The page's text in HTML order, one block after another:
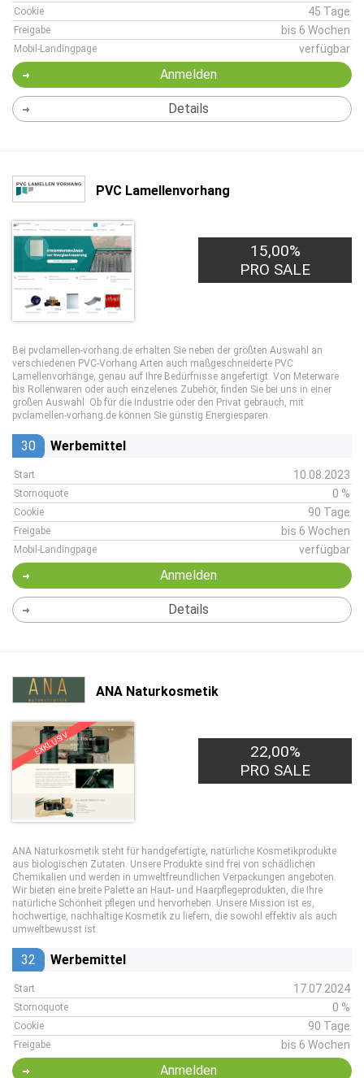
Cookie 45 Tage
Freigabe bis 6 Wochen
Mobil-Landingpage verfügbar
Anmelden
Details
PVC Lamellenvorhang
15,00%
PRO SALE
Bei pvclamellen-vorhang.de erhalten Sie neben der größten Auswahl an
verschiedenen PVC-Vorhang Arten auch maßgeschneiderte PVC
Lamellenvorhänge, genau auf Ihre Bedürfnisse angefertigt. Von Meterware
bis Rollenwaren oder auch einzelenes Zubehör, finden Sie bei uns in einer
großen Auswahl. Ob für die Industrie oder den Privat gebrauch, mit
pvclamellen-vorhang.de können Sie günstig Energiesparen.
30 Werbemittel
Start 10.08.2023
Stornoquote 0 %
Cookie 90 Tage
Freigabe bis 6 Wochen
Mobil-Landingpage verfügbar
Anmelden
Details
ANA Naturkosmetik
EXKLUSIV
22,00%
PRO SALE
ANA Naturkosmetik steht für handgefertigte, natürliche Kosmetikprodukte
aus biologischen Zutaten. Unsere Produkte sind frei von schädlichen
Chemikalien und werden in umweltfreundlichen Verpackungen angeboten.
Wir bieten eine breite Palette an Haut- und Haarpflegeprodukten, die Ihre
natürliche Schönheit pflegen und hervorheben. Unsere Mission ist es,
hochwertige, nachhaltige Kosmetik zu liefern, die sowohl effektiv als auch
umweltbewusst ist.
32 Werbemittel
Start 17.07.2024
Stornoquote 0 %
Cookie 90 Tage
Freigabe bis 6 Wochen
Anmelden